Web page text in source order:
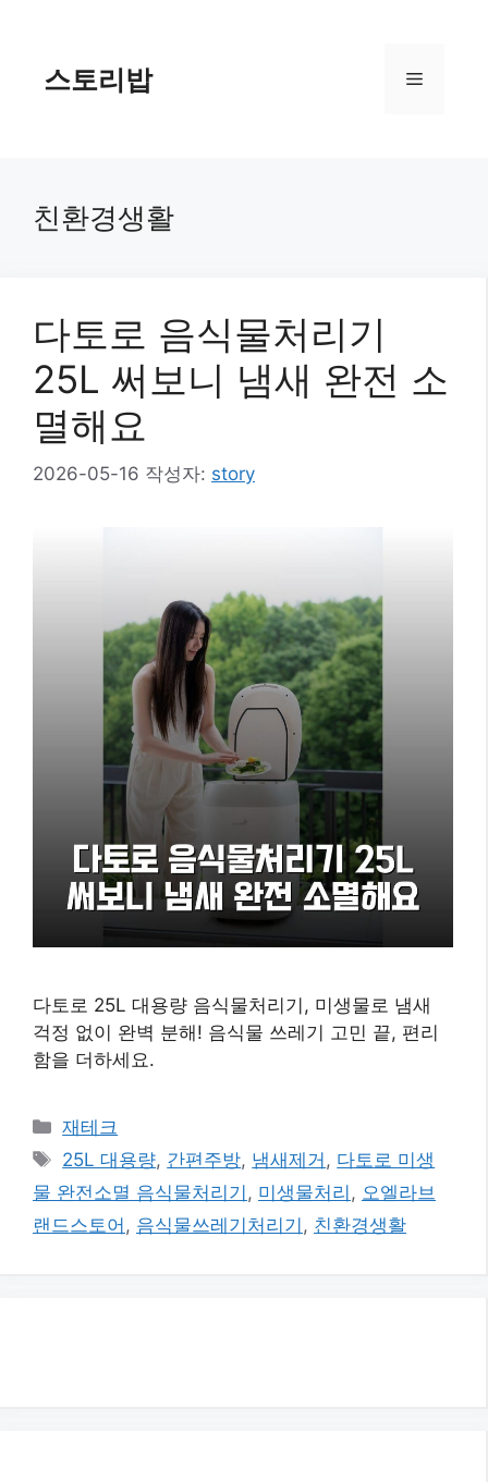
스토리밥 메
친환경생활
다토로 음식물처리기
25L 써보니 냄새 완전 소
멸해요
2026-05-16 작성자: story
다토로 25L 대용량 음식물처리기, 미생물로 냄새
걱정 없이 완벽 분해! 음식물 쓰레기 고민 끝, 편리
함을 더하세요.
카
테
리
재테크
태
그
25L 대용량, 간편주방, 냄새제거 , 다토로 미생
물 완전소멸 음식물처리기 , 미생물처리 , 오엘라브
랜드스토어 , 음식물쓰레기처리기 , 친환경생활